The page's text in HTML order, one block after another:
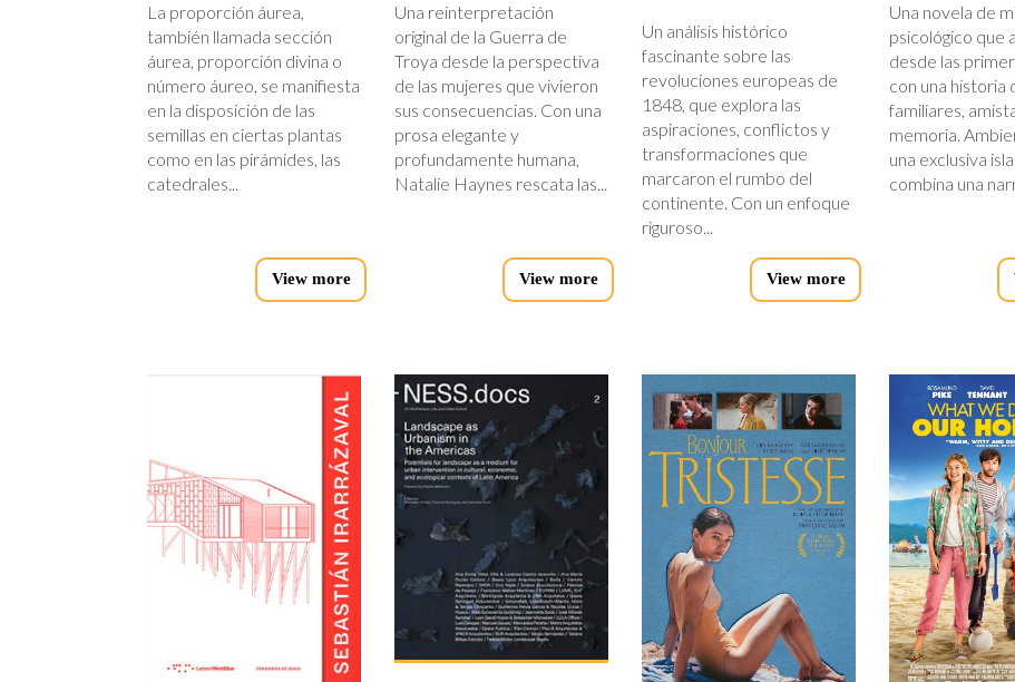
La proporción áurea,
también llamada sección
áurea, proporción divina o
número áureo, se manifiesta
en la disposición de las
semillas en ciertas plantas
como en las pirámides, las
catedrales...
View more
Una reinterpretación
original de la Guerra de
Troya desde la perspectiva
de las mujeres que vivieron
sus consecuencias. Con una
prosa elegante y
profundamente humana,
Natalie Haynes rescata las...
View more
Un análisis histórico
fascinante sobre las
revoluciones europeas de
1848, que explora las
aspiraciones, conflictos y
transformaciones que
marcaron el rumbo del
continente. Con un enfoque
riguroso...
View more
Una novela de
psicológico que
desde las
con una historia
familiares,
memoria.
una exclusiva
combina una
landscape.jpg
bonjour-
tristesse
holiday